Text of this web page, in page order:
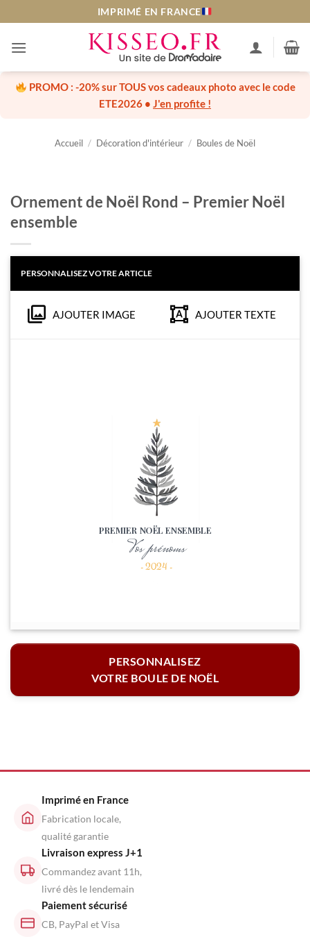
au
contenu
IMPRIMÉ EN FRANCE
PROMO : -20% sur TOUS vos cadeaux photo avec le code
ETE2026 • J'en profite !
Accueil / Décoration d'intérieur / Boules de Noël
Ornement de Noël Rond – Premier Noël
ensemble
AJOUTER IMAGE AJOUTER TEXTE
PERSONNALISEZ
VOTRE BOULE DE NOËL
Imprimé en France
Fabrication locale,
qualité garantie
Livraison express J+1
Commandez avant 11h,
livré dès le lendemain
Paiement sécurisé
CB, PayPal et Visa